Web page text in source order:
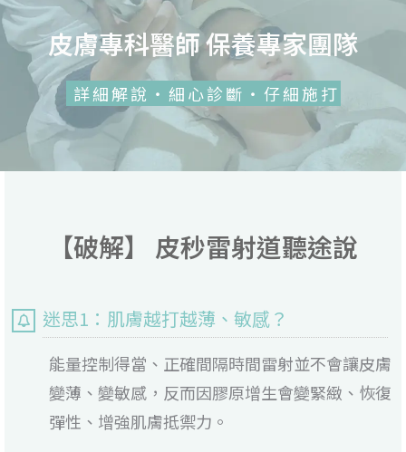
皮膚專科醫師 保養專家團隊
詳細解說・細心診斷・仔細施打
【破解】 皮秒雷射道聽途說
迷思1：肌膚越打越薄、敏感？
能量控制得當、正確間隔時間雷射並不會讓皮膚
變薄、變敏感，反而因膠原增生會變緊緻、恢復
彈性、增強肌膚抵禦力。